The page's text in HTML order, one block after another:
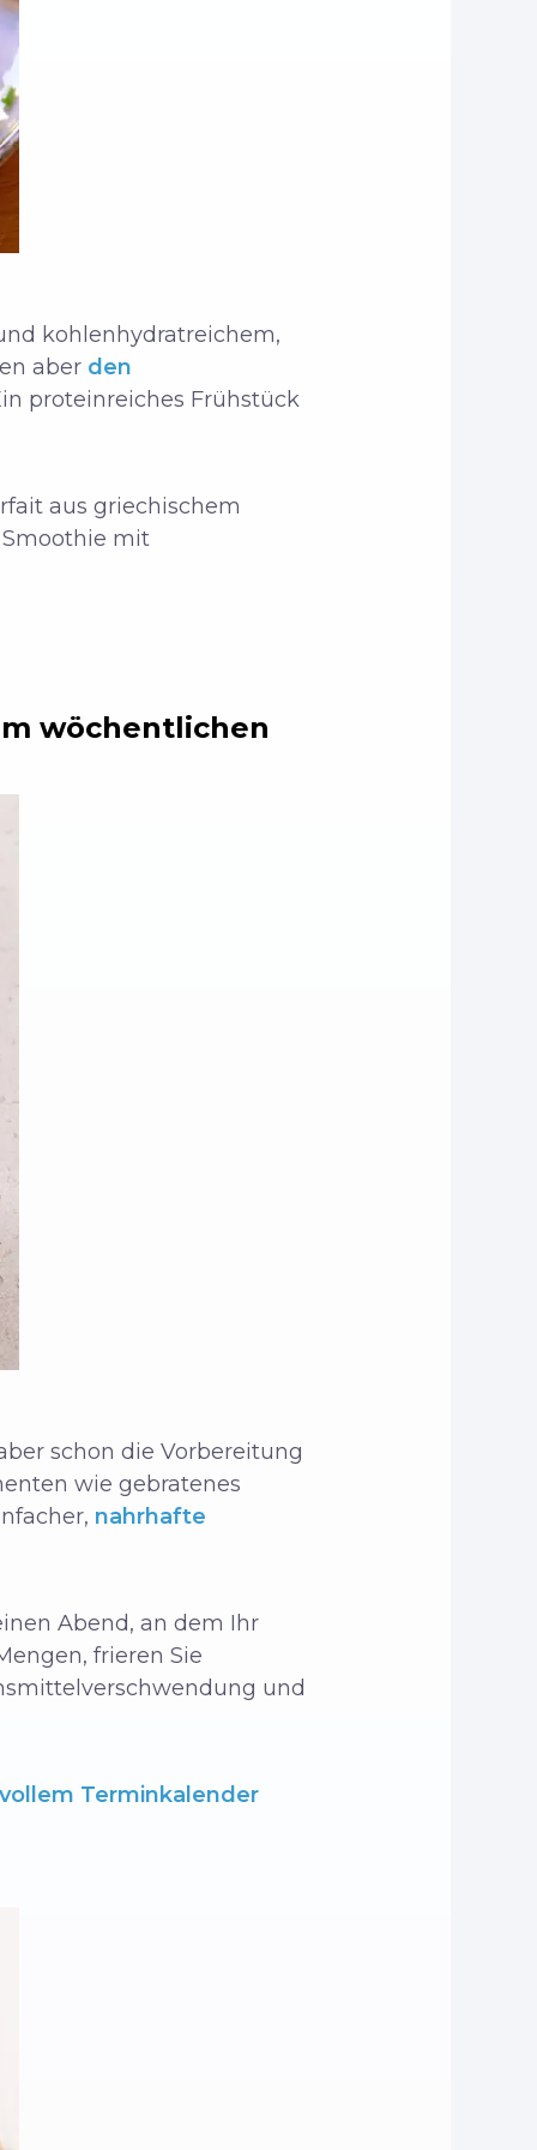
kohlenhydratreichem,
aber den
proteinreiches Frühstück
aus griechischem
mit
wöchentlichen
schon die Vorbereitung
wie gebratenes
nahrhafte
Abend, an dem Ihr
frieren Sie
und
Terminkalender